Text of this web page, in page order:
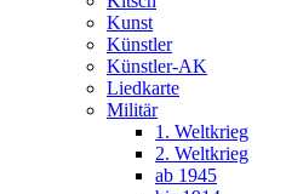
Kunst
Künstler
Künstler-AK
Liedkarte
Militär
1. Weltkrieg
2. Weltkrieg
ab 1945